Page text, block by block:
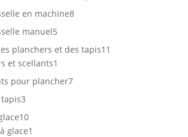
en machine88
manuel55
produits
planchers et des tapis11
et scellants1
produit
pour plancher77
33
produits
1010
produits
glace1